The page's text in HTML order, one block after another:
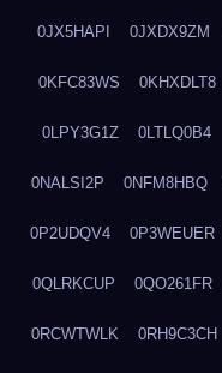
0JX5HAPI 0JXDX9ZM
0KFC83WS 0KHXDLT8
0LPY3G1Z 0LTLQ0B4
0NALSI2P 0NFM8HBQ
0P2UDQV4 0P3WEUER
0QLRKCUP 0QO261FR
0RCWTWLK 0RH9C3CH